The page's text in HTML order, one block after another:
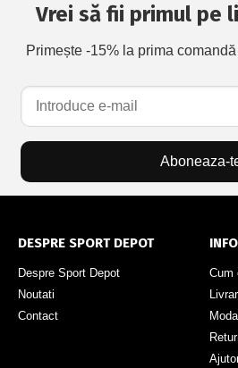
Vrei să fii primul pe
Primește -15% la prima
Aboneaza-
DESPRE SPORT DEPOT
Despre Sport Depot
Noutati
Contact
Cum